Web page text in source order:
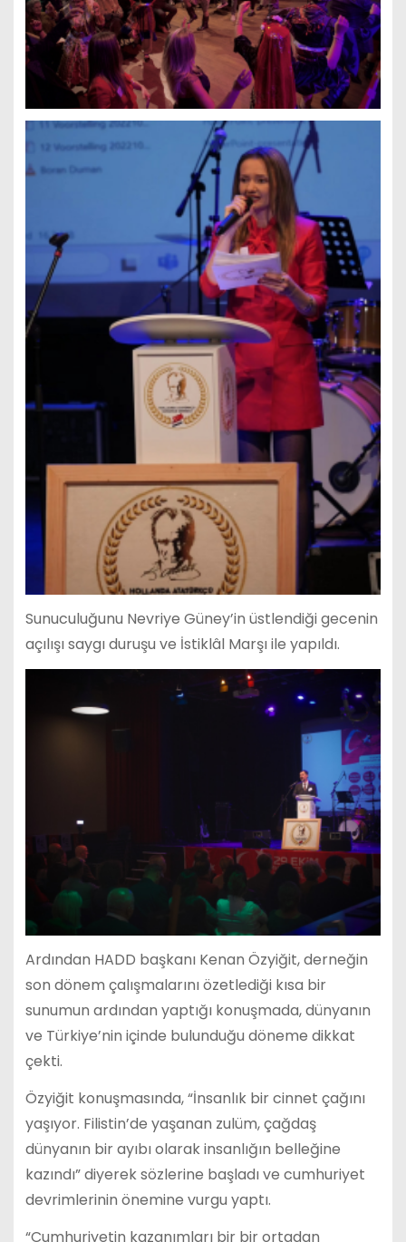
Sunuculuğunu Nevriye Güney’in üstlendiği gecenin
açılışı saygı duruşu ve İstiklâl Marşı ile yapıldı.
Ardından HADD başkanı Kenan Özyiğit, derneğin
son dönem çalışmalarını özetlediği kısa bir
sunumun ardından yaptığı konuşmada, dünyanın
ve Türkiye’nin içinde bulunduğu döneme dikkat
çekti.
Özyiğit konuşmasında, “İnsanlık bir cinnet çağını
yaşıyor. Filistin’de yaşanan zulüm, çağdaş
dünyanın bir ayıbı olarak insanlığın belleğine
kazındı” diyerek sözlerine başladı ve cumhuriyet
devrimlerinin önemine vurgu yaptı.
“Cumhuriyetin kazanımları bir bir ortadan